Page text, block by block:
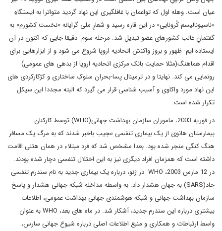
عیان است. وهله اول که تواعمان با غافلگیری این نهاد گردید متواترا به ایستگاهِ
«ناسیونالیسم کُرونایی» در این قاره رسید و شعارِ ملی گرایانه «نخست کشورم» به
گفتمانِ غالب کشورهای عضو تبدیل شد. مرحله سوم- دقیقا جایی که اکنون در آن
ایستاده ایم- ظهور و بروز واکنش اتحادیه اروپا شروع می شود و از ابزارهایی برای
اقدام هماهنگ(مثلا حمایت بانک مرکزی اتحادیه اروپا از بدهی های عمومی)
رونمایی می کند. نهایتا و در ترمینال پسا-بحران سلوکِ ساختاری و کژکارکردی های
این نهاد مورد واکاوی و آسیب شناسی قرار می گیرد که البته مجددا این سیکل
تکرار شده است.
در فوریه 2003، ماموران سازمان بهداشت جهانی(WHO) توسط کارکنان
بیمارستان هانوی از یک بیماری تنفسی عجیب باخبر شدند که به مرگ یک مسافر
هنگ کنگی منجر شده بود. بعدا مشخص شد که فرد مبتلاء در همان هتلی اقامت
داشته است که همزمان افراد دیگری نیز به این اختلال تنفسی دچار شده بودند.
در 12 مارس 2003، WHO در ژنو، درباره یک بیماری جدید به نام سندرم تنفسی
حاد(SARS) به جهان هشدار داد. به واسطه مداخله شبکه جهانی هشدار و پاسخ
سازمان بهداشت جهانی و شبکه هوشمندی جهانی بهداشت عمومی، اطلاعات
بیشتری درباره این سندرم جدید، آشکار شد. در ماه های بعد، WHO به عنوان
واسط ارتباطات و همکاری و منبع اطلاعات اصلی درباره شیوع جهانی سارس،